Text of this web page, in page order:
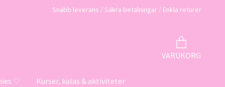
Snabb leverans / Säkra betalningar / Enkla returer
VARUKORG
♡ Kurser, kalas & aktiviteter